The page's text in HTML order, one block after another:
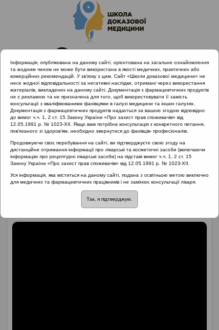
Головна
Матеріали за МКХ-11
12 Хвороби органів дихання
Функціональна ендоскопічна хірургія пазух
Функціональна
ендоскопічна хірургія
Інформація, опублікована на даному сайті, орієнтована на загальне ознайомлення
та жодним чином не може бути використана в якості медичних, практичних або
комерційних рекомендацій. У зв’язку з цим, Сайт «Школи доказової медицини» не
несе жодної відповідальності за негативні наслідки, отримані через використання
матеріалів, викладених на даному сайті. Документація з фармацевтичних продуктів
не є рекламою та не призначена для того, щоб використовувати її замість
консультації з кваліфікованими фахівцями в галузі медицини та інших галузях.
Документація з фармацевтичних продуктів надається за вашою згодою відповідно
до вимог ч.ч. 1, 2 ст. 15 Закону України «Про захист прав споживачів» від
12.05.1991 р. № 1023-XII. Якщо вам потрібна консультація з конкретного питання,
пов’язаного зі здоров’ям, необхідно звернутися до фахівців- професіоналів.
Продовжуючи своє перебування на сайті, ви підтверджуєте свою згоду на
дистанційне отримання інформації про лікарські та косметичні засоби (включаючи
інформацію про рецептурні лікарські засоби) на підставі вимог ч.ч. 1, 2 ст. 15
Закону України «Про захист прав споживачів» від 12.05.1991 р. № 1023-XII.
Уся інформація, яка міститься на даному сайті, подана з освітньою метою виключно
для медичних та фармацевтичних працівників і не замінює консультації лікаря.
Так, я підтверджую.